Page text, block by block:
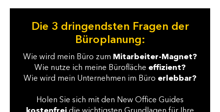
Die 3 dringendsten Fragen der
Büroplanung:
Wie wird mein Büro zum Mitarbeiter-Magnet?
Wie nutze ich meine Bürofläche effizient?
Wie wird mein Unternehmen im Büro erlebbar?
Holen Sie sich mit den New Office Guides